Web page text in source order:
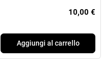
10,00 €
Aggiungi al carrello